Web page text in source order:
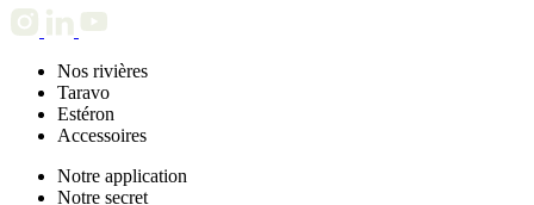
Nos rivières
Taravo
Estéron
Accessoires
Notre application
Notre secret